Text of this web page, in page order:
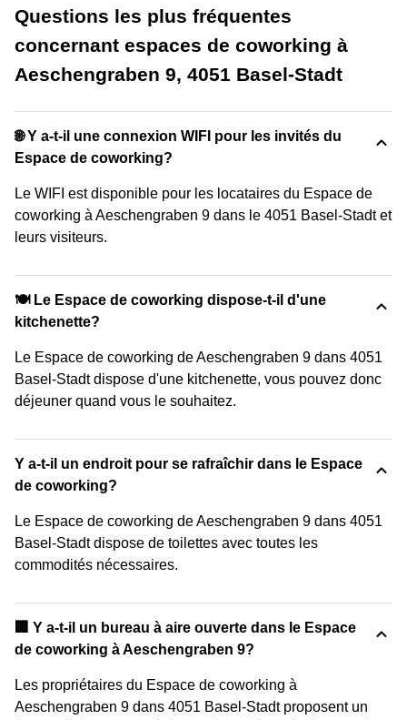
Questions les plus fréquentes
concernant espaces de coworking à
Aeschengraben 9, 4051 Basel-Stadt
🌐 Y a-t-il une connexion WIFI pour les invités du
Espace de coworking?
Le WIFI est disponible pour les locataires du Espace de
coworking à Aeschengraben 9 dans le 4051 Basel-Stadt et
leurs visiteurs.
🍽️ Le Espace de coworking dispose-t-il d'une
kitchenette?
Le Espace de coworking de Aeschengraben 9 dans 4051
Basel-Stadt dispose d'une kitchenette, vous pouvez donc
déjeuner quand vous le souhaitez.
Y a-t-il un endroit pour se rafraîchir dans le Espace
de coworking?
Le Espace de coworking de Aeschengraben 9 dans 4051
Basel-Stadt dispose de toilettes avec toutes les
commodités nécessaires.
‍🏢 Y a-t-il un bureau à aire ouverte dans le Espace
de coworking à Aeschengraben 9?
Les propriétaires du Espace de coworking à
Aeschengraben 9 dans 4051 Basel-Stadt proposent un